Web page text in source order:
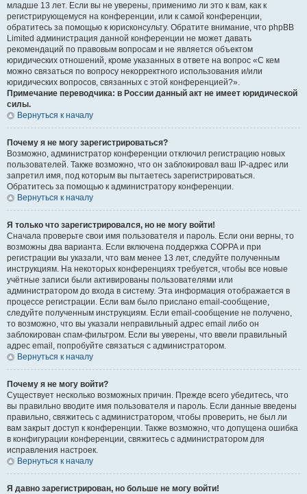
младше 13 лет. Если вы не уверены, применимо ли это к вам, как к
регистрирующемуся на конференции, или к самой конференции,
обратитесь за помощью к юрисконсульту. Обратите внимание, что phpBB
Limited администрация данной конференции не может давать
рекомендаций по правовым вопросам и не является объектом
юридических отношений, кроме указанных в ответе на вопрос «С кем
можно связаться по вопросу некорректного использования и/или
юридических вопросов, связанных с этой конференцией?».
Примечание переводчика: в России данный акт не имеет юридической
силы.
Вернуться к началу
Почему я не могу зарегистрироваться?
Возможно, администратор конференции отключил регистрацию новых
пользователей. Также возможно, что он заблокировал ваш IP-адрес или
запретил имя, под которым вы пытаетесь зарегистрироваться.
Обратитесь за помощью к администратору конференции.
Вернуться к началу
Я только что зарегистрировался, но не могу войти!
Сначала проверьте свои имя пользователя и пароль. Если они верны, то
возможны два варианта. Если включена поддержка COPPA и при
регистрации вы указали, что вам менее 13 лет, следуйте полученным
инструкциям. На некоторых конференциях требуется, чтобы все новые
учётные записи были активированы пользователями или
администратором до входа в систему. Эта информация отображается в
процессе регистрации. Если вам было прислано email-сообщение,
следуйте полученным инструкциям. Если email-сообщение не получено,
то возможно, что вы указали неправильный адрес email либо он
заблокирован спам-фильтром. Если вы уверены, что ввели правильный
адрес email, попробуйте связаться с администратором.
Вернуться к началу
Почему я не могу войти?
Существует несколько возможных причин. Прежде всего убедитесь, что
вы правильно вводите имя пользователя и пароль. Если данные введены
правильно, свяжитесь с администратором, чтобы проверить, не был ли
вам закрыт доступ к конференции. Также возможно, что допущена ошибка
в конфигурации конференции, свяжитесь с администратором для
исправления настроек.
Вернуться к началу
Я давно зарегистрирован, но больше не могу войти!